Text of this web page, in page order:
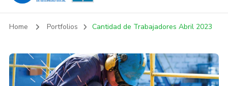
Observatorio OISS-
IERIC
Home Portfolios Cantidad de Trabajadores Abril 2023